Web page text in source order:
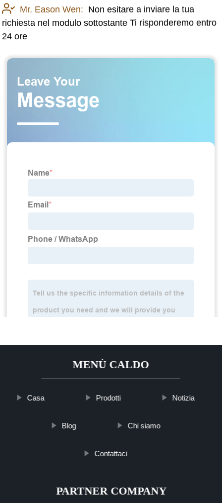
Mr. Eason Wen: Non esitare a inviare la tua
richiesta nel modulo sottostante Ti risponderemo entro
24 ore
MENÙ CALDO
Casa Prodotti Notizia
Blog Chi siamo
Contattaci
PARTNER COMPANY